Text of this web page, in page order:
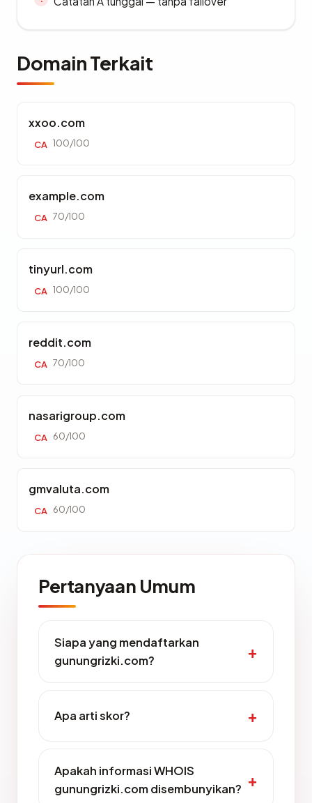
Domain Terkait
xxoo.com
CA 100/100
example.com
CA 70/100
tinyurl.com
CA 100/100
reddit.com
CA 70/100
nasarigroup.com
CA 60/100
gmvaluta.com
CA 60/100
Pertanyaan Umum
Siapa yang mendaftarkan
gunungrizki.com?
Apa arti skor?
Apakah informasi WHOIS
gunungrizki.com disembunyikan?